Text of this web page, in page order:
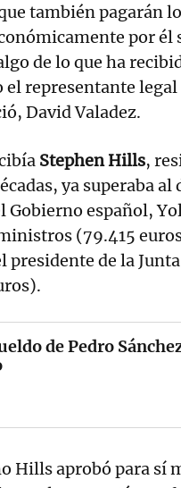
también pagarán
por él
de lo que ha
representante legal
David Valadez.
Stephen Hills,
ya superaba al
Gobierno español,
(79.415
presidente de la
de Pedro
Hills aprobó para sí